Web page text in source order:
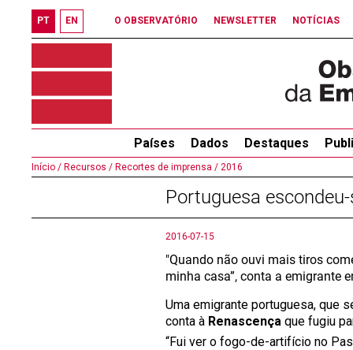
PT EN O OBSERVATÓRIO NEWSLETTER NOTÍCIAS
Países Dados Destaques
Início / Recursos / Recortes de imprensa / 2016
Portuguesa
2016-07-15
"Quando não ouvi mais tiros
minha casa”, conta a emigrante
Uma emigrante portuguesa, que
conta à Renascença que fugiu
“Fui ver o fogo-de-artifício no